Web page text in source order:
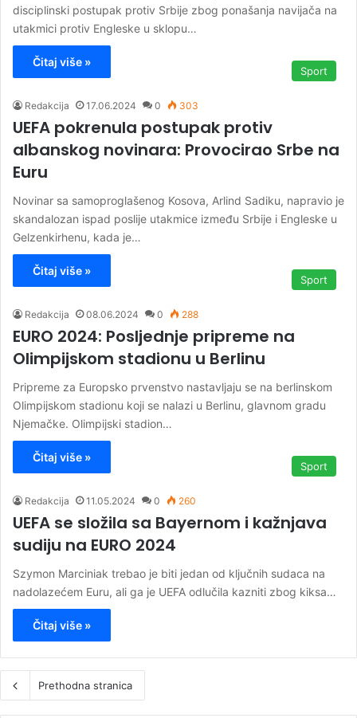
disciplinski postupak protiv Srbije zbog ponašanja navijača na
utakmici protiv Engleske u sklopu…
Čitaj više »
Sport
Redakcija 17.06.2024 0 303
UEFA pokrenula postupak protiv
albanskog novinara: Provocirao Srbe na
Euru
Novinar sa samoproglašenog Kosova, Arlind Sadiku, napravio je
skandalozan ispad poslije utakmice između Srbije i Engleske u
Gelzenkirhenu, kada je…
Čitaj više »
Sport
Redakcija 08.06.2024 0 288
EURO 2024: Posljednje pripreme na
Olimpijskom stadionu u Berlinu
Pripreme za Europsko prvenstvo nastavljaju se na berlinskom
Olimpijskom stadionu koji se nalazi u Berlinu, glavnom gradu
Njemačke. Olimpijski stadion…
Čitaj više »
Sport
Redakcija 11.05.2024 0 260
UEFA se složila sa Bayernom i kažnjava
sudiju na EURO 2024
Szymon Marciniak trebao je biti jedan od ključnih sudaca na
nadolazećem Euru, ali ga je UEFA odlučila kazniti zbog kiksa…
Čitaj više »
Prethodna stranica